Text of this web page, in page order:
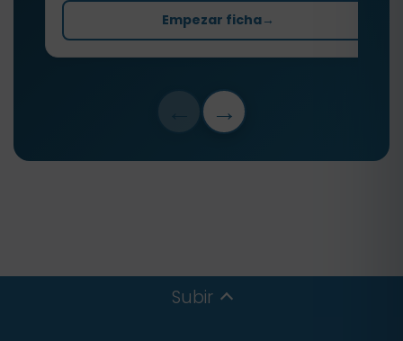
Empezar ficha→
→
Subir